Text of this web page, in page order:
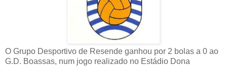
O Grupo Desportivo de Resende ganhou por 2 bolas a 0 ao
G.D. Boassas, num jogo realizado no Estádio Dona